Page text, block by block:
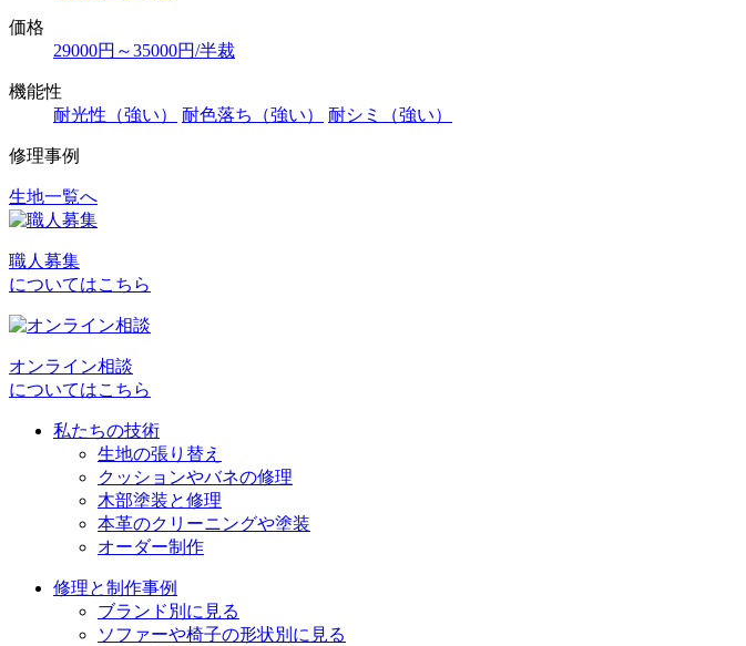
価格
29000円～35000円/半裁
機能性
耐光性（強い）
耐色落ち（強い） 耐シミ（強い）
修理事例
投
ナ
ビ
ー
生地一覧へ
職人募集
についてはこちら
オンライン相談
についてはこちら
私たちの技術
生地の張り替え
クッションやバネの修理
木部塗装と修理
本革のクリーニングや塗装
オーダー制作
修理と制作事例
ブランド別に見る
ソファーや椅子の形状別に見る